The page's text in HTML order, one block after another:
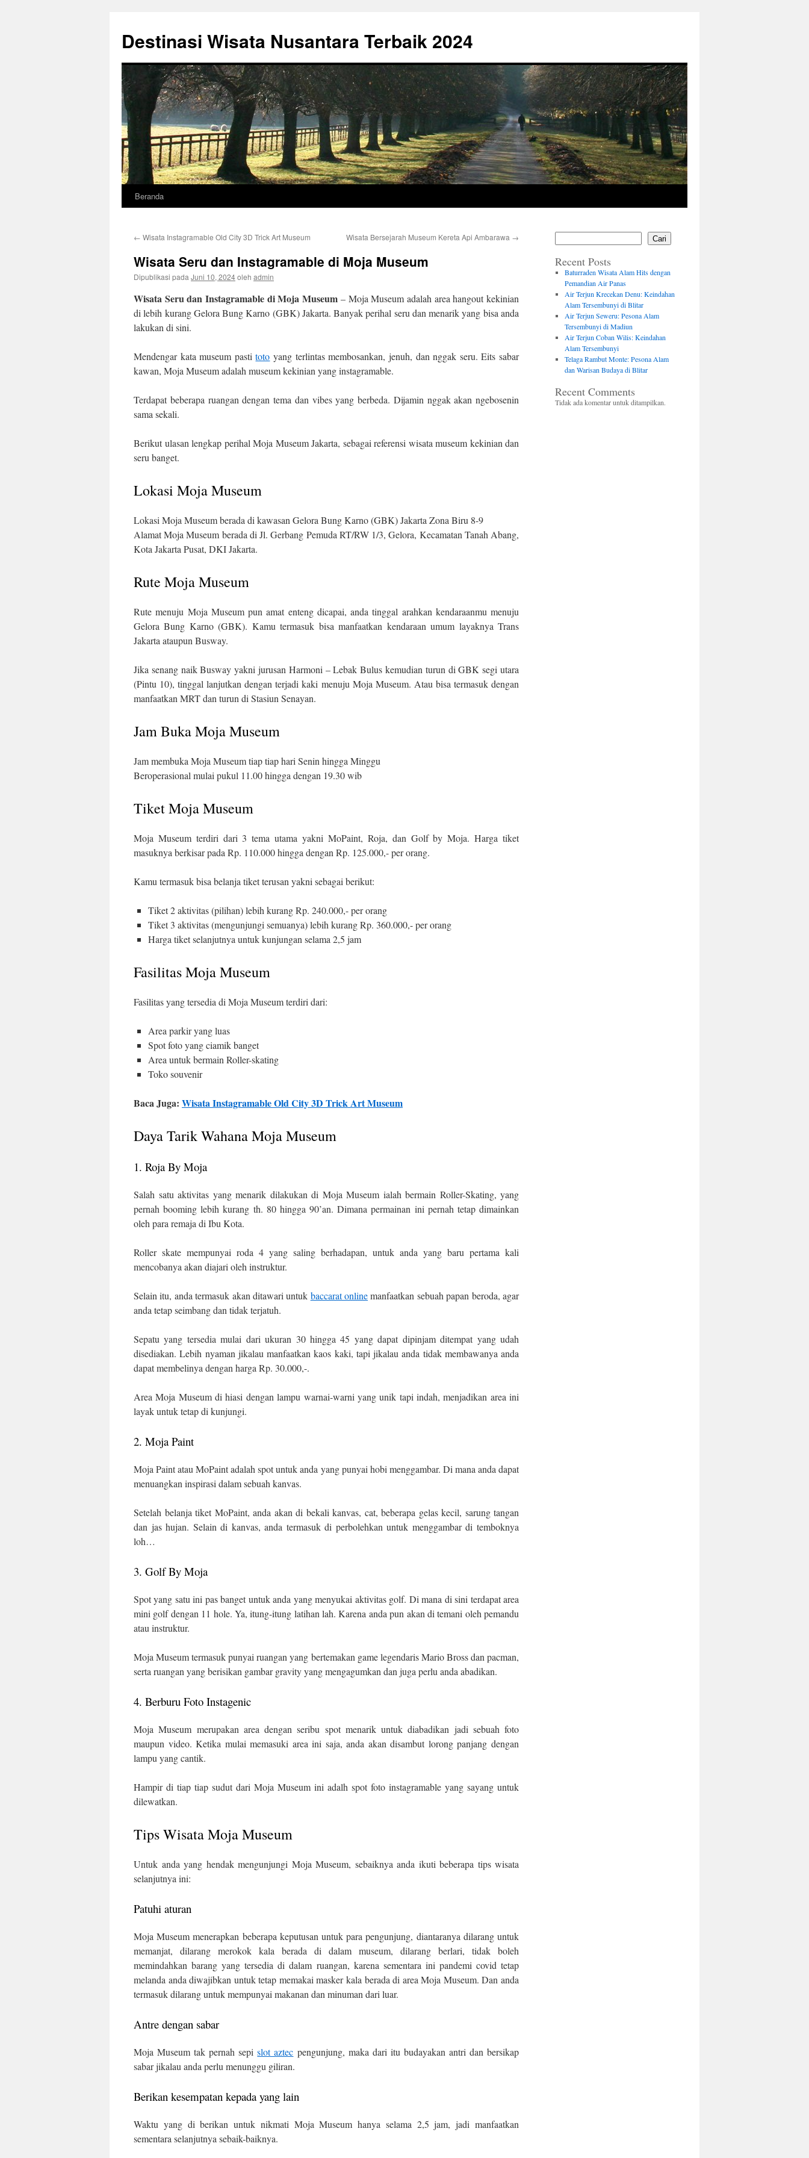
Destinasi Wisata Nusantara Terbaik 2024
Langsung
Beranda
← Wisata Instagramable Old City 3D Trick Art Museum Wisata Bersejarah Museum Kereta Api Ambarawa →
Wisata Seru dan Instagramable di Moja Museum
Dipublikasi pada Juni 10, 2024oleh admin
Wisata Seru dan Instagramable di Moja Museum – Moja Museum adalah area hangout kekinian
di lebih kurang Gelora Bung Karno (GBK) Jakarta. Banyak perihal seru dan menarik yang bisa anda
lakukan di sini.
Mendengar kata museum pastitoto yang terlintas membosankan, jenuh, dan nggak seru. Eits sabar
kawan, Moja Museum adalah museum kekinian yang instagramable.
Terdapat beberapa ruangan dengan tema dan vibes yang berbeda. Dijamin nggak akan ngebosenin
sama sekali.
Berikut ulasan lengkap perihal Moja Museum Jakarta, sebagai referensi wisata museum kekinian dan
seru banget.
Lokasi Moja Museum
Lokasi Moja Museum berada di kawasan Gelora Bung Karno (GBK) Jakarta Zona Biru 8-9
Alamat Moja Museum berada di Jl. Gerbang Pemuda RT/RW 1/3, Gelora, Kecamatan Tanah Abang,
Kota Jakarta Pusat, DKI Jakarta.
Rute Moja Museum
Rute menuju Moja Museum pun amat enteng dicapai, anda tinggal arahkan kendaraanmu menuju
Gelora Bung Karno (GBK). Kamu termasuk bisa manfaatkan kendaraan umum layaknya Trans
Jakarta ataupun Busway.
Jika senang naik Busway yakni jurusan Harmoni – Lebak Bulus kemudian turun di GBK segi utara
(Pintu 10), tinggal lanjutkan dengan terjadi kaki menuju Moja Museum. Atau bisa termasuk dengan
manfaatkan MRT dan turun di Stasiun Senayan.
Jam Buka Moja Museum
Jam membuka Moja Museum tiap tiap hari Senin hingga Minggu
Beroperasional mulai pukul 11.00 hingga dengan 19.30 wib
Tiket Moja Museum
Moja Museum terdiri dari 3 tema utama yakni MoPaint, Roja, dan Golf by Moja. Harga tiket
masuknya berkisar pada Rp. 110.000 hingga dengan Rp. 125.000,- per orang.
Kamu termasuk bisa belanja tiket terusan yakni sebagai berikut:
Tiket 2 aktivitas (pilihan) lebih kurang Rp. 240.000,- per orang
Tiket 3 aktivitas (mengunjungi semuanya) lebih kurang Rp. 360.000,- per orang
Harga tiket selanjutnya untuk kunjungan selama 2,5 jam
Fasilitas Moja Museum
Fasilitas yang tersedia di Moja Museum terdiri dari:
Area parkir yang luas
Spot foto yang ciamik banget
Area untuk bermain Roller-skating
Toko souvenir
Baca Juga: Wisata Instagramable Old City 3D Trick Art Museum
Daya Tarik Wahana Moja Museum
1. Roja By Moja
Salah satu aktivitas yang menarik dilakukan di Moja Museum ialah bermain Roller-Skating, yang
pernah booming lebih kurang th. 80 hingga 90’an. Dimana permainan ini pernah tetap dimainkan
oleh para remaja di Ibu Kota.
Roller skate mempunyai roda 4 yang saling berhadapan, untuk anda yang baru pertama kali
mencobanya akan diajari oleh instruktur.
Selain itu, anda termasuk akan ditawari untuk baccarat onlinemanfaatkan sebuah papan beroda, agar
anda tetap seimbang dan tidak terjatuh.
Sepatu yang tersedia mulai dari ukuran 30 hingga 45 yang dapat dipinjam ditempat yang udah
disediakan. Lebih nyaman jikalau manfaatkan kaos kaki, tapi jikalau anda tidak membawanya anda
dapat membelinya dengan harga Rp. 30.000,-.
Area Moja Museum di hiasi dengan lampu warnai-warni yang unik tapi indah, menjadikan area ini
layak untuk tetap di kunjungi.
2. Moja Paint
Moja Paint atau MoPaint adalah spot untuk anda yang punyai hobi menggambar. Di mana anda dapat
menuangkan inspirasi dalam sebuah kanvas.
Setelah belanja tiket MoPaint, anda akan di bekali kanvas, cat, beberapa gelas kecil, sarung tangan
dan jas hujan. Selain di kanvas, anda termasuk di perbolehkan untuk menggambar di temboknya
loh…
3. Golf By Moja
Spot yang satu ini pas banget untuk anda yang menyukai aktivitas golf. Di mana di sini terdapat area
mini golf dengan 11 hole. Ya, itung-itung latihan lah. Karena anda pun akan di temani oleh pemandu
atau instruktur.
Moja Museum termasuk punyai ruangan yang bertemakan game legendaris Mario Bross dan pacman,
serta ruangan yang berisikan gambar gravity yang mengagumkan dan juga perlu anda abadikan.
4. Berburu Foto Instagenic
Moja Museum merupakan area dengan seribu spot menarik untuk diabadikan jadi sebuah foto
maupun video. Ketika mulai memasuki area ini saja, anda akan disambut lorong panjang dengan
lampu yang cantik.
Hampir di tiap tiap sudut dari Moja Museum ini adalh spot foto instagramable yang sayang untuk
dilewatkan.
Tips Wisata Moja Museum
Untuk anda yang hendak mengunjungi Moja Museum, sebaiknya anda ikuti beberapa tips wisata
selanjutnya ini:
Patuhi aturan
Moja Museum menerapkan beberapa keputusan untuk para pengunjung, diantaranya dilarang untuk
memanjat, dilarang merokok kala berada di dalam museum, dilarang berlari, tidak boleh
memindahkan barang yang tersedia di dalam ruangan, karena sementara ini pandemi covid tetap
melanda anda diwajibkan untuk tetap memakai masker kala berada di area Moja Museum. Dan anda
termasuk dilarang untuk mempunyai makanan dan minuman dari luar.
Antre dengan sabar
Moja Museum tak pernah sepislot aztec pengunjung, maka dari itu budayakan antri dan bersikap
sabar jikalau anda perlu menunggu giliran.
Berikan kesempatan kepada yang lain
Waktu yang di berikan untuk nikmati Moja Museum hanya selama 2,5 jam, jadi manfaatkan
sementara selanjutnya sebaik-baiknya.
Cari
Recent Posts
Baturraden Wisata Alam Hits dengan
Pemandian Air Panas
Air Terjun Krecekan Denu: Keindahan
Alam Tersembunyi di Blitar
Air Terjun Seweru: Pesona Alam
Tersembunyi di Madiun
Air Terjun Coban Wilis: Keindahan
Alam Tersembunyi
Telaga Rambut Monte: Pesona Alam
dan Warisan Budaya di Blitar
Recent Comments
Tidak ada komentar untuk ditampilkan.